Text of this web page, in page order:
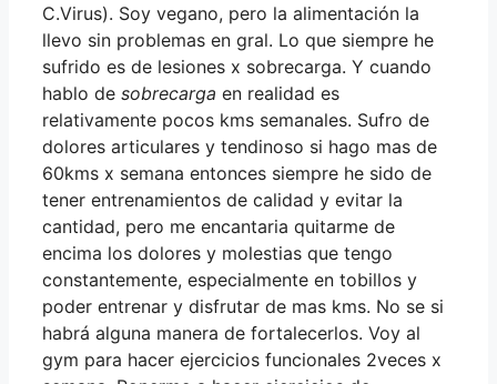
C.Virus). Soy vegano, pero la alimentación la
llevo sin problemas en gral. Lo que siempre he
sufrido es de lesiones x sobrecarga. Y cuando
hablo de sobrecarga en realidad es
relativamente pocos kms semanales. Sufro de
dolores articulares y tendinoso si hago mas de
60kms x semana entonces siempre he sido de
tener entrenamientos de calidad y evitar la
cantidad, pero me encantaria quitarme de
encima los dolores y molestias que tengo
constantemente, especialmente en tobillos y
poder entrenar y disfrutar de mas kms. No se si
habrá alguna manera de fortalecerlos. Voy al
gym para hacer ejercicios funcionales 2veces x